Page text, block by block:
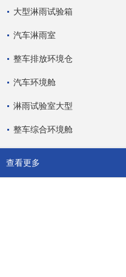
大型淋雨试验箱
汽车淋雨室
整车排放环境仓
汽车环境舱
淋雨试验室大型
整车综合环境舱
查看更多